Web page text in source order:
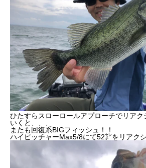
ひたすらスローロールアプローチでリア
いくと、、、
またも回復系BIGフィッシュ！！
ハイピッチャーMax5/8にて52㌢をリアク